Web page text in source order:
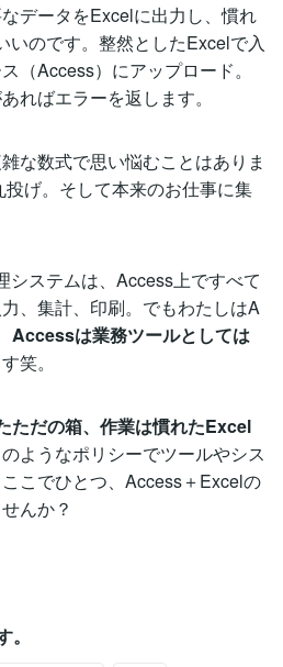
データをExcelに出力し、慣れ
いのです。整然としたExcelで入
（Access）にアップロード。
ればエラーを返します。
な数式で思い悩むことはありま
げ。そして本来のお仕事に集
ステムは、Access上ですべて
、集計、印刷。でもわたしはA
Accessは業務ツールとしては
笑。
ただの箱、作業は慣れたExcel
ようなポリシーでツールやシス
こでひとつ、Access＋Excelの
んか？